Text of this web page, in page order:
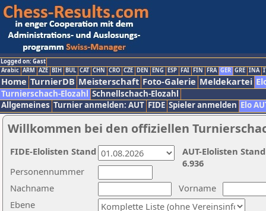
Logged on: Gast
Arabic ARM AZE BIH BUL CAT CHN CRO CZE DEN ENG ESP FAI FIN FRA GER GRE INA
Home TurnierDB Meisterschaft Foto-Galerie Meldekartei
Turnierschach-Elozahl Schnellschach-Elozahl
Allgemeines Turnier anmelden: AUT FIDE Spieler anmelden Elo
Willkommen bei den offiziellen
Nachname
Vorname
Ebene
Personennummer
AUT-Elolisten
6.936
FIDE-Elolisten Stand